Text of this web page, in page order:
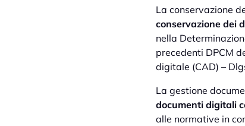
La conservazione
conservazione dei
nella
precedenti DPCM
digitale (CAD) –
La gestione
documenti digitali
alle normative in